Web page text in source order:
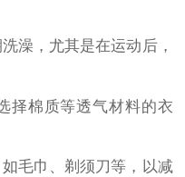
澡，尤其是在运动后，
择棉质等透气材料的衣
毛巾、剃须刀等，以减